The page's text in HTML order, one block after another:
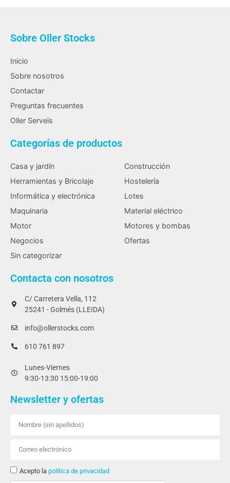
Sobre Oller Stocks
Inicio
Sobre nosotros
Contactar
Preguntas frecuentes
Oller Serveïs
Categorías de productos
Casa y jardín
Construcción
Herramientas y Bricolaje
Hostelería
Informática y electrónica
Lotes
Maquinaria
Material eléctrico
Motor
Motores y bombas
Negocios
Ofertas
Sin categorizar
Contacta con nosotros
C/ Carretera Vella, 112
25241 - Golmés (LLEIDA)
info@ollerstocks.com
610 761 897
Lunes-Viernes
9:30-13:30 15:00-19:00
Newsletter y ofertas
Acepto la política de privacidad